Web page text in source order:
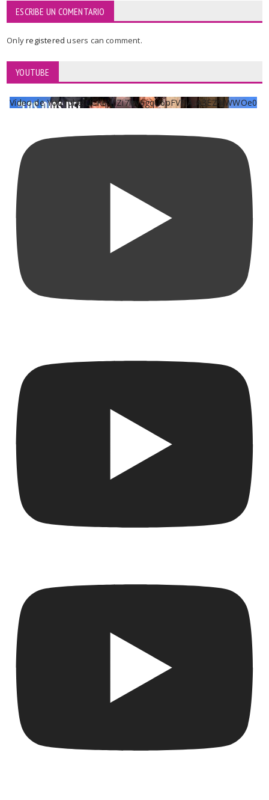
ESCRIBE UN COMENTARIO
Onlyregisteredusers can comment.
YOUTUBE
Vídeo de YouTube UCKqYjiZi7lzy6gqU6pFVFiA_A3EZ9JWWOe0